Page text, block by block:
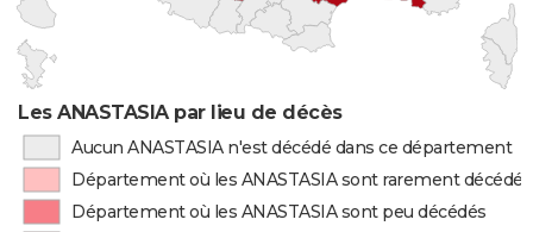
Les ANASTASIA par lieu de décès
Aucun ANASTASIA n'est décédé dans ce département
Département où les ANASTASIA sont rarement décédés
Département où les ANASTASIA sont peu décédés